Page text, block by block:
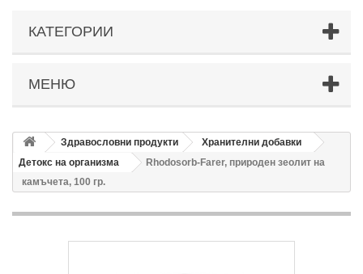
КАТЕГОРИИ
МЕНЮ
Здравословни продукти
Хранителни добавки
Детокс на организма
Rhodosorb-Farer, природен зеолит на
камъчета, 100 гр.